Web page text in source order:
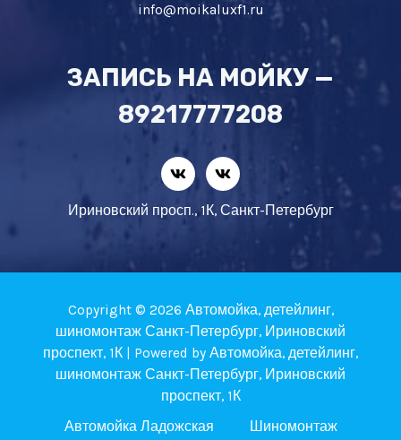
info@moikaluxf1.ru
ЗАПИСЬ НА МОЙКУ —
89217777208
Ириновский просп., 1К, Санкт-Петербург
Copyright © 2026 Автомойка, детейлинг,
шиномонтаж Санкт-Петербург, Ириновский
проспект, 1К | Powered by Автомойка, детейлинг,
шиномонтаж Санкт-Петербург, Ириновский
проспект, 1К
Автомойка Ладожская
Шиномонтаж